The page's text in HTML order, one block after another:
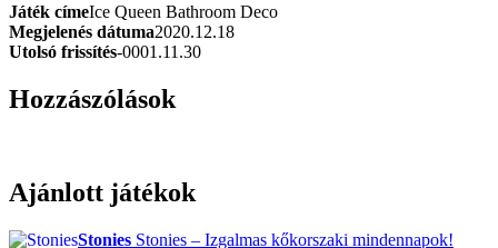
Játék címeIce Queen Bathroom Deco
Megjelenés dátuma2020.12.18
Utolsó frissítés-0001.11.30
Hozzászólások
Ajánlott játékok
Stonies Stonies – Izgalmas kőkorszaki mindennapok!